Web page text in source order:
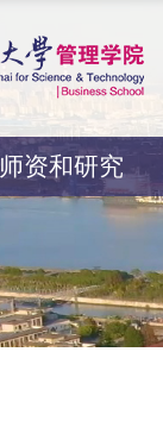
师资和研究